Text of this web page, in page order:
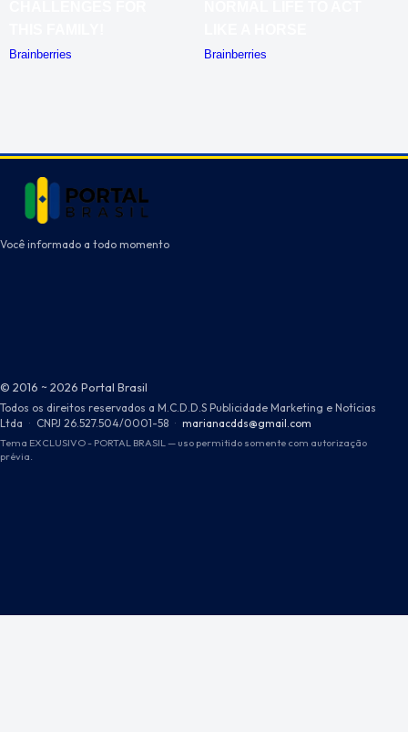
Você informado a todo momento
© 2016 ~ 2026 Portal Brasil
Todos os direitos reservados a M.C.D.D.S Publicidade Marketing e Notícias
Ltda · CNPJ 26.527.504/0001-58 · marianacdds@gmail.com
Tema EXCLUSIVO - PORTAL BRASIL — uso permitido somente com autorização
prévia.